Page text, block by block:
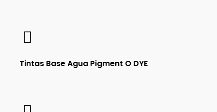
Tintas Base Agua Pigment O DYE